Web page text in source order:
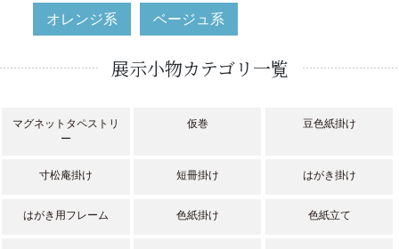
オレンジ系 ベージュ系
展示小物カテゴリ一覧
マグネットタペストリ
ー
仮巻 豆色紙掛け
寸松庵掛け 短冊掛け はがき掛け
はがき用フレーム 色紙掛け 色紙立て